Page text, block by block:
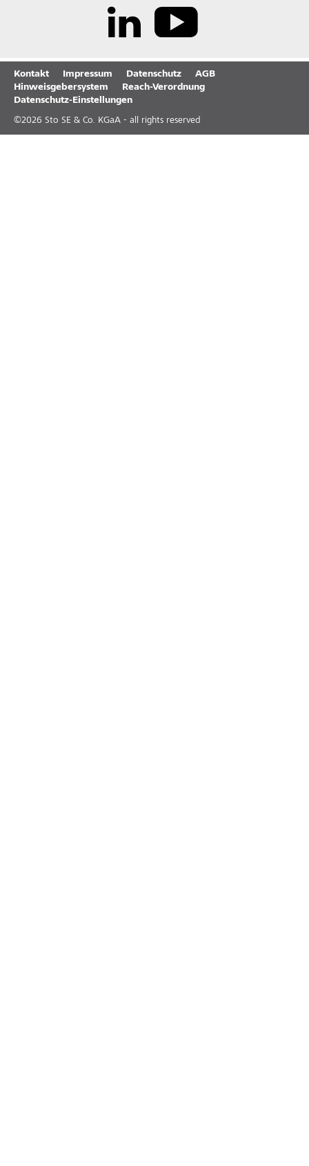
Kontakt Impressum Datenschutz
AGB
Hinweisgebersystem
Reach-Verordnung
Datenschutz-Einstellungen
©2026 Sto SE & Co. KGaA - all rights reserved